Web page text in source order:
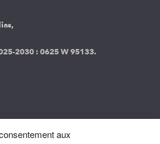
aux
2030 :0625 W 95133.